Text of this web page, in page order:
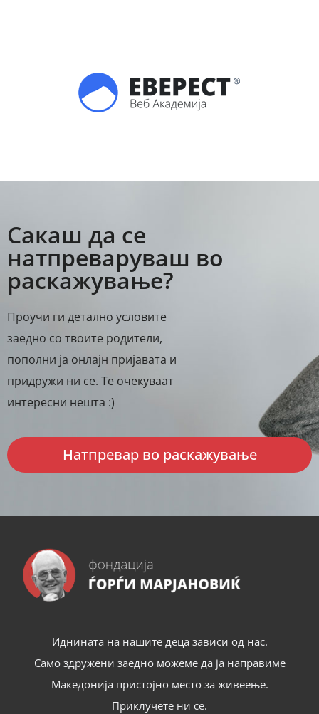
Сакаш да се
натпреваруваш во
раскажување?
Проучи ги детално условите
заедно со твоите родители,
пополни ја онлајн пријавата и
придружи ни се. Те очекуваат
интересни нешта :)
Натпревар во раскажување
Иднината на нашите деца зависи од нас.
Само здружени заедно можеме да ја направиме
Македонија пристојно место за живеење.
Приклучете ни се.